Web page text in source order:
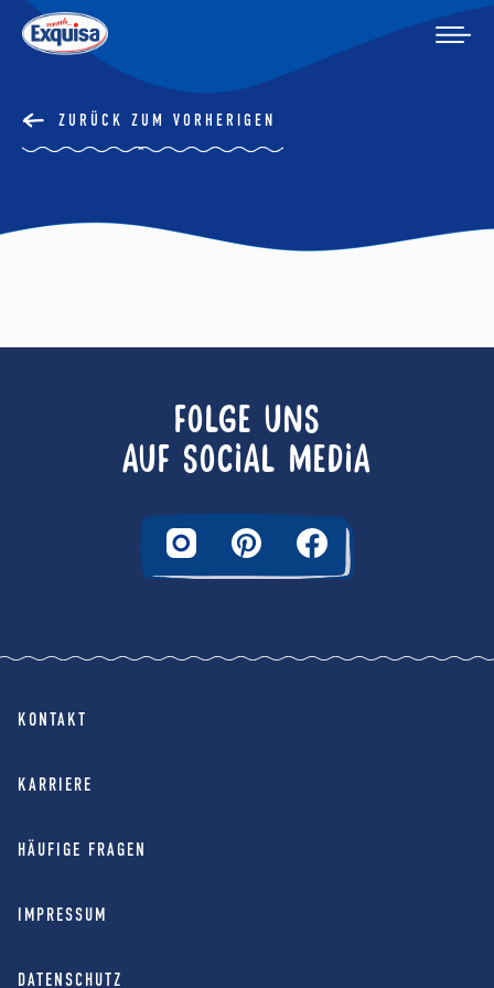
ZURÜCK ZUM VORHERIGEN
FOLGE UNS
AUF SOCIAL MEDIA
KONTAKT
KARRIERE
HÄUFIGE FRAGEN
IMPRESSUM
DATENSCHUTZ